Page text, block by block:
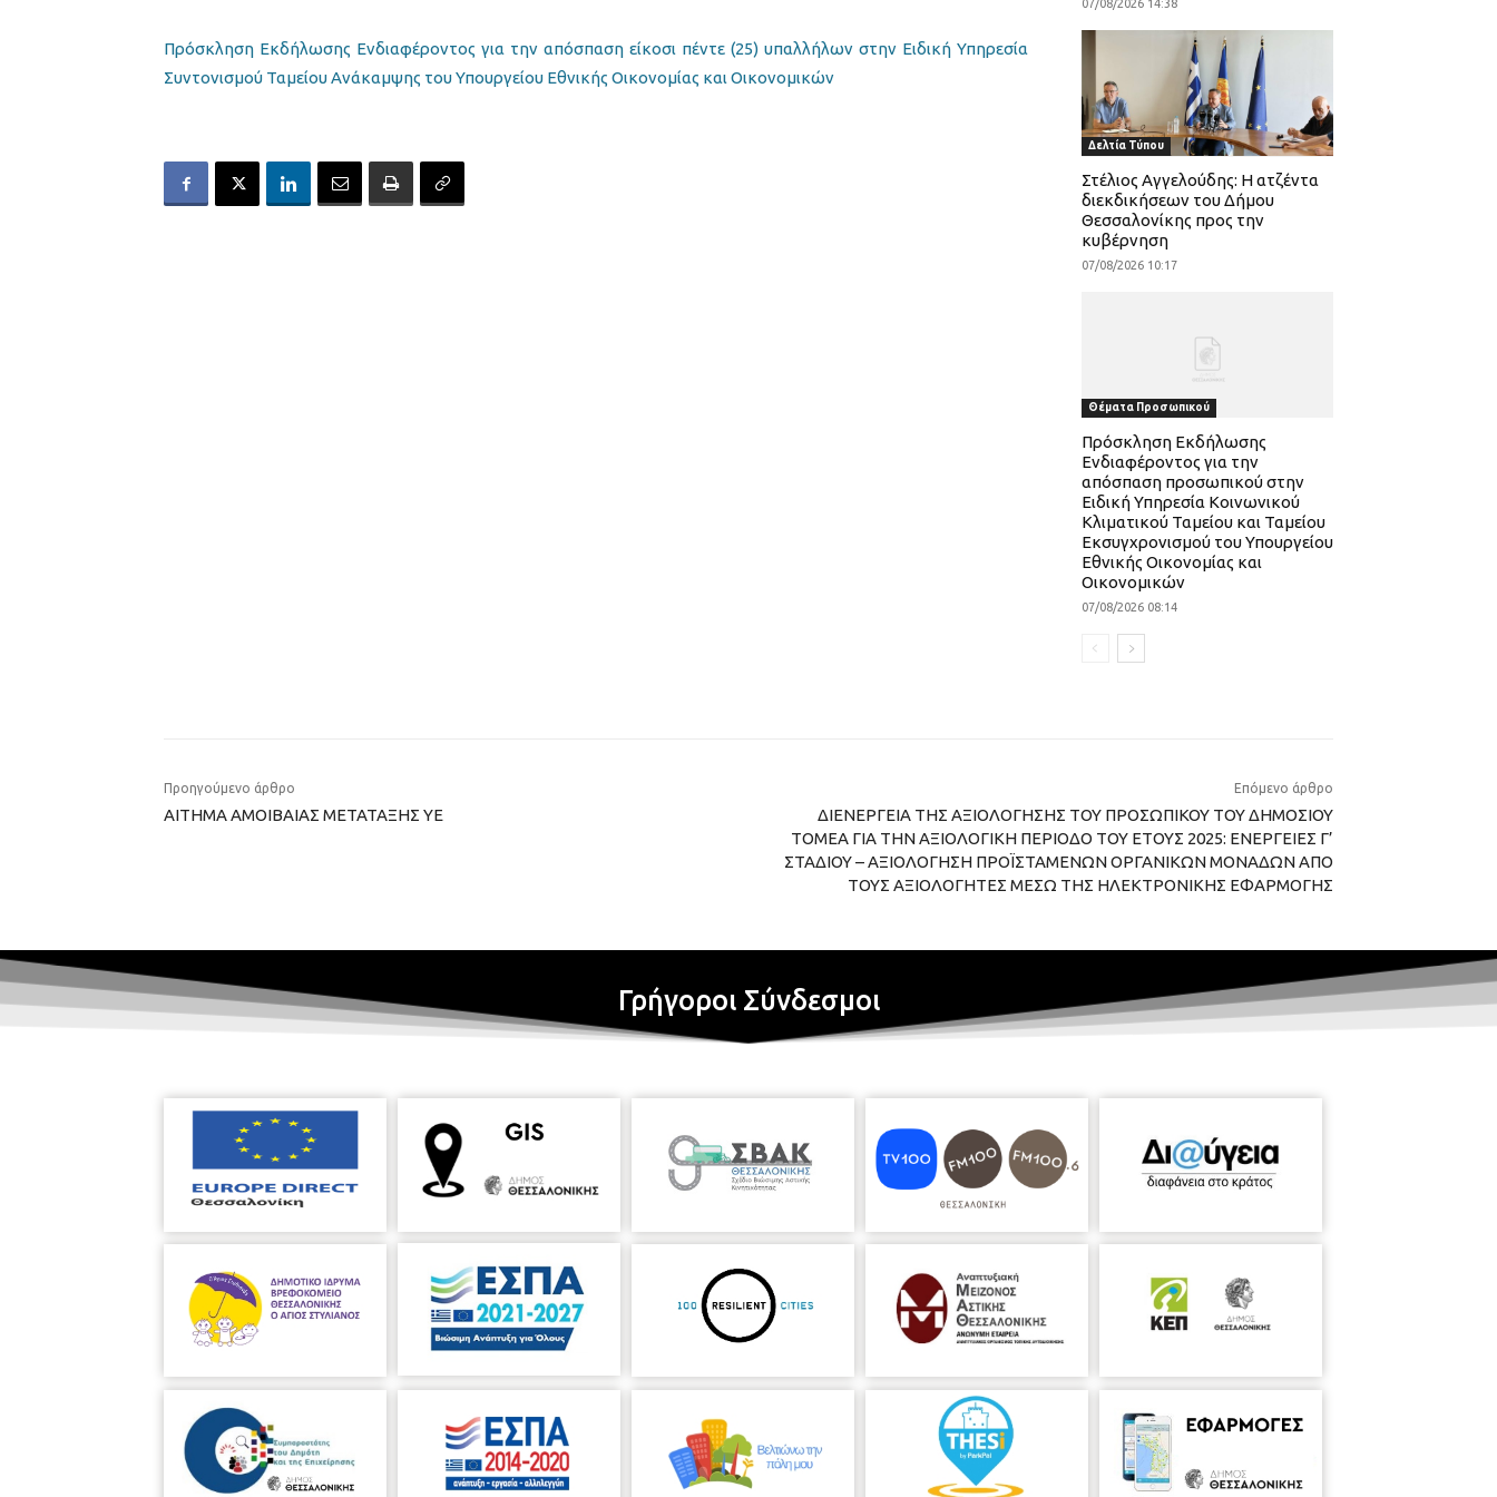
Πρόσκληση Εκδήλωσης Ενδιαφέροντος για την απόσπαση είκοσι πέντε (25) υπαλλήλων στην Ειδική Υπηρεσία
Συντονισμού Ταμείου Ανάκαμψης του Υπουργείου Εθνικής Οικονομίας και Οικονομικών
07/08/2026 14:38
Δελτία Τύπου
Στέλιος Αγγελούδης: Η ατζέντα
διεκδικήσεων του Δήμου
Θεσσαλονίκης προς την
κυβέρνηση
07/08/2026 10:17
Θέματα Προσωπικού
Πρόσκληση Εκδήλωσης
Ενδιαφέροντος για την
απόσπαση προσωπικού στην
Ειδική Υπηρεσία Κοινωνικού
Κλιματικού Ταμείου και Ταμείου
Εκσυγχρονισμού του Υπουργείου
Εθνικής Οικονομίας και
Οικονομικών
07/08/2026 08:14
Προηγούμενο άρθρο
ΑΙΤΗΜΑ ΑΜΟΙΒΑΙΑΣ ΜΕΤΑΤΑΞΗΣ ΥΕ
Επόμενο άρθρο
ΔΙΕΝΕΡΓΕΙΑ ΤΗΣ ΑΞΙΟΛΟΓΗΣΗΣ ΤΟΥ ΠΡΟΣΩΠΙΚΟΥ ΤΟΥ ΔΗΜΟΣΙΟΥ
ΤΟΜΕΑ ΓΙΑ ΤΗΝ ΑΞΙΟΛΟΓΙΚΗ ΠΕΡΙΟΔΟ ΤΟΥ ΕΤΟΥΣ 2025: ΕΝΕΡΓΕΙΕΣ Γ’
ΣΤΑΔΙΟΥ – ΑΞΙΟΛΟΓΗΣΗ ΠΡΟΪΣΤΑΜΕΝΩΝ ΟΡΓΑΝΙΚΩΝ ΜΟΝΑΔΩΝ ΑΠΟ
ΤΟΥΣ ΑΞΙΟΛΟΓΗΤΕΣ ΜΕΣΩ ΤΗΣ ΗΛΕΚΤΡΟΝΙΚΗΣ ΕΦΑΡΜΟΓΗΣ
Γρήγοροι Σύνδεσμοι